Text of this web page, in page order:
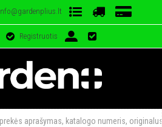
Registruotis